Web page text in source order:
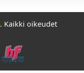
. Kaikki oikeudet